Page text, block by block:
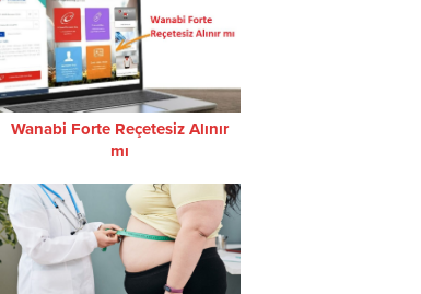
Wanabi Forte Reçetesiz Alınır
mı